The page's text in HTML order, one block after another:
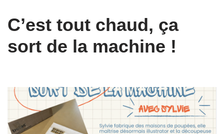
C’est tout chaud, ça
sort de la machine !